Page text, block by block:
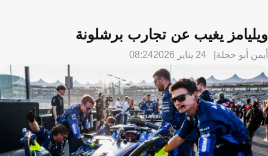
ويليامز يغيب عن تجارب برشلونة
أيمن أبو حجلة 24 يناير 2026 08:24